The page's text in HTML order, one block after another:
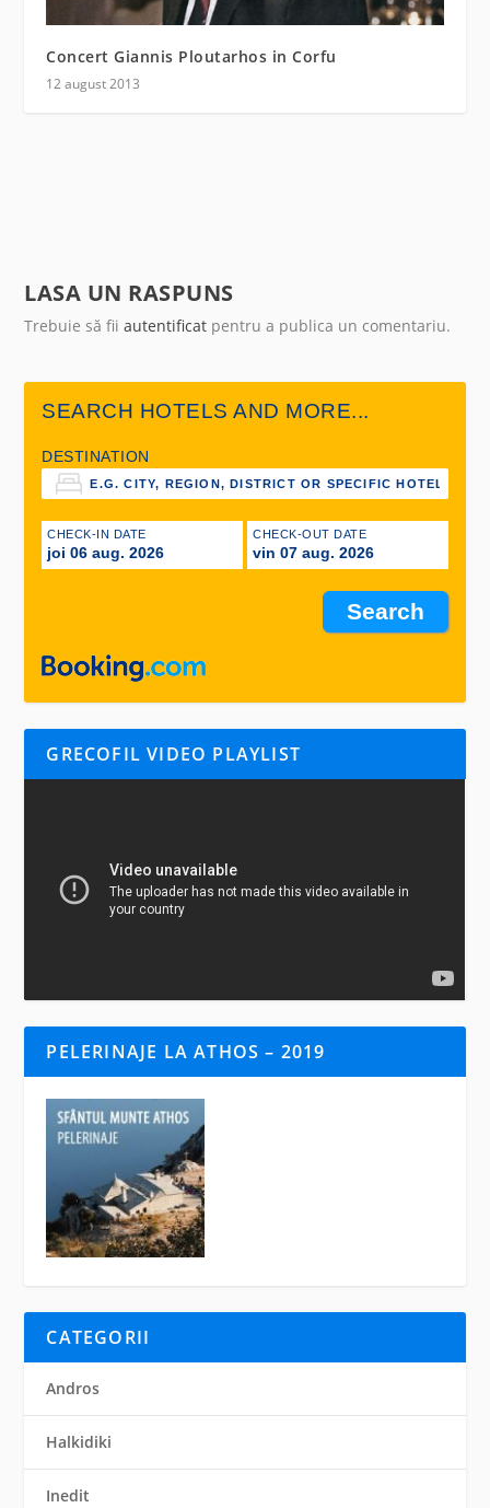
Concert Giannis Ploutarhos in Corfu
12 august 2013
LASA UN RASPUNS
Trebuie să fiiautentificat pentru a publica un comentariu.
SEARCH HOTELS AND MORE...
DESTINATION
CHECK-IN DATE
joi 06 aug. 2026
CHECK-OUT DATE
vin 07 aug. 2026
GRECOFIL VIDEO PLAYLIST
PELERINAJE LA ATHOS – 2019
CATEGORII
Andros
Halkidiki
Inedit